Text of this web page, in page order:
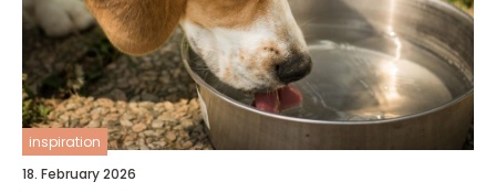
inspiration
18. February 2026